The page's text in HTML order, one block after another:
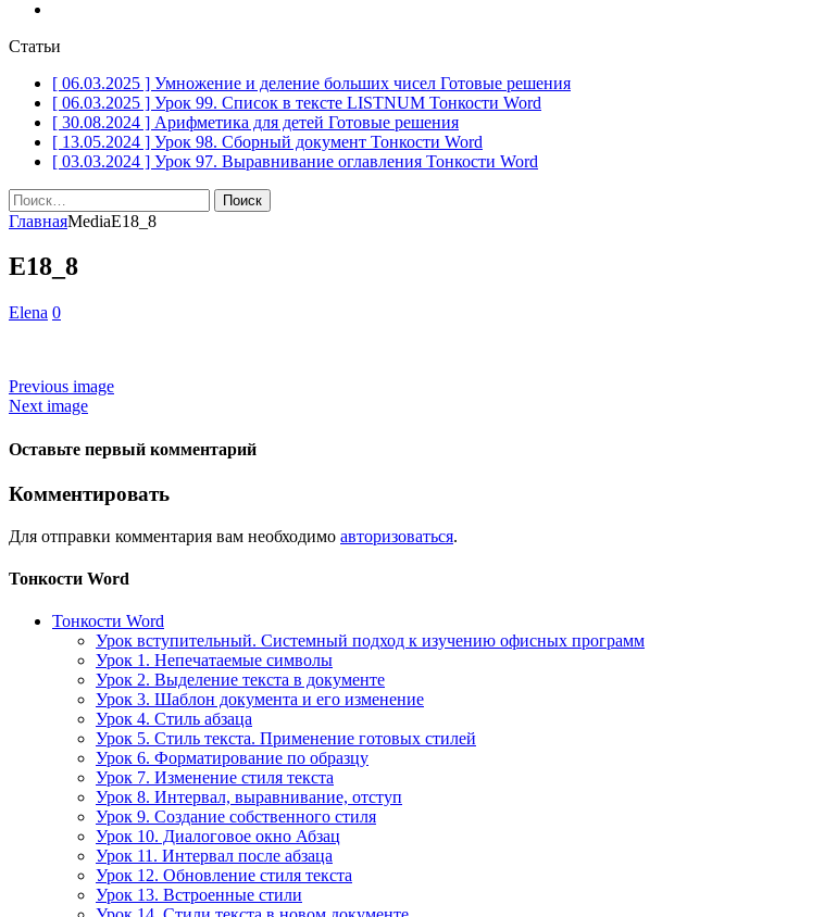
Статьи
[ 06.03.2025 ] Умножение и деление больших чисел Готовые решения
[ 06.03.2025 ] Урок 99. Список в тексте LISTNUM Тонкости Word
[ 30.08.2024 ] Арифметика для детей Готовые решения
[ 13.05.2024 ] Урок 98. Сборный документ Тонкости Word
[ 03.03.2024 ] Урок 97. Выравнивание оглавления Тонкости Word
Найти:
ГлавнаяMediaЕ18_8
Е18_8
Elena 0
Previous image
Next image
Оставьте первый комментарий
Комментировать
Для отправки комментария вам необходимо авторизоваться.
Тонкости Word
Тонкости Word
Урок вступительный. Системный подход к изучению офисных программ
Урок 1. Непечатаемые символы
Урок 2. Выделение текста в документе
Урок 3. Шаблон документа и его изменение
Урок 4. Стиль абзаца
Урок 5. Стиль текста. Применение готовых стилей
Урок 6. Форматирование по образцу
Урок 7. Изменение стиля текста
Урок 8. Интервал, выравнивание, отступ
Урок 9. Создание собственного стиля
Урок 10. Диалоговое окно Абзац
Урок 11. Интервал после абзаца
Урок 12. Обновление стиля текста
Урок 13. Встроенные стили